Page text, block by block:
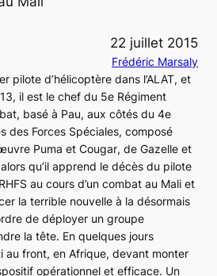
22 juillet 2015
Frédéric Marsaly
pilote d’hélicoptère dans l’ALAT, et
il est le chef du 5e Régiment
basé à Pau, aux côtés du 4e
des Forces Spéciales, composé
Puma et Cougar, de Gazelle et
qu’il apprend le décès du pilote
au cours d’un combat au Mali et
la terrible nouvelle à la désormais
de déployer un groupe
la tête. En quelques jours
au front, en Afrique, devant monter
opérationnel et efficace. Un